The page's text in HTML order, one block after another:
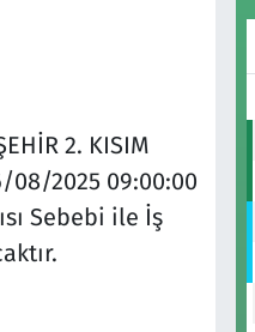
2. KISIM
08/2025 09:00:00
Sebebi ile İş